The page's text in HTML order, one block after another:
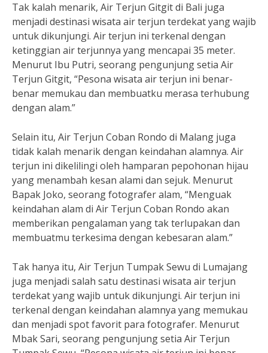
Tak kalah menarik, Air Terjun Gitgit di Bali juga
menjadi destinasi wisata air terjun terdekat yang wajib
untuk dikunjungi. Air terjun ini terkenal dengan
ketinggian air terjunnya yang mencapai 35 meter.
Menurut Ibu Putri, seorang pengunjung setia Air
Terjun Gitgit, “Pesona wisata air terjun ini benar-
benar memukau dan membuatku merasa terhubung
dengan alam.”
Selain itu, Air Terjun Coban Rondo di Malang juga
tidak kalah menarik dengan keindahan alamnya. Air
terjun ini dikelilingi oleh hamparan pepohonan hijau
yang menambah kesan alami dan sejuk. Menurut
Bapak Joko, seorang fotografer alam, “Menguak
keindahan alam di Air Terjun Coban Rondo akan
memberikan pengalaman yang tak terlupakan dan
membuatmu terkesima dengan kebesaran alam.”
Tak hanya itu, Air Terjun Tumpak Sewu di Lumajang
juga menjadi salah satu destinasi wisata air terjun
terdekat yang wajib untuk dikunjungi. Air terjun ini
terkenal dengan keindahan alamnya yang memukau
dan menjadi spot favorit para fotografer. Menurut
Mbak Sari, seorang pengunjung setia Air Terjun